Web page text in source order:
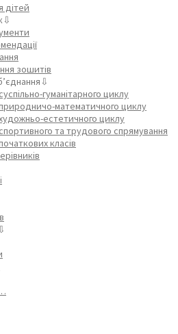
дітей
зошитів
гуманітарного циклу
математичного циклу
естетичного циклу
та трудового спрямування
класів